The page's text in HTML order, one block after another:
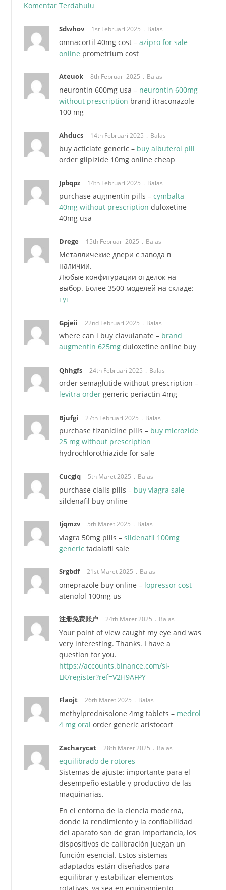
Navigasi
komentar
Komentar Terdahulu
Sdwhov 1st Februari 2025 Balas
omnacortil 40mg cost –azipro for sale
online prometrium cost
Ateuok 8th Februari 2025 Balas
neurontin 600mg usa – neurontin 600mg
without prescription brand itraconazole
100 mg
Ahducs 14th Februari 2025 Balas
buy acticlate generic – buy albuterol pill
order glipizide 10mg online cheap
Jpbqpz 14th Februari 2025 Balas
purchase augmentin pills –cymbalta
40mg without prescription duloxetine
40mg usa
Drege 15th Februari 2025 Balas
Металличекие двери с завода в
наличии.
Любые конфигурации отделок на
выбор. Более 3500 моделей на складе:
тут
Gpjeii 22nd Februari 2025 Balas
where can i buy clavulanate – brand
augmentin 625mg duloxetine online buy
Qhhgfs 24th Februari 2025 Balas
order semaglutide without prescription –
levitra order generic periactin 4mg
Bjufgi 27th Februari 2025 Balas
purchase tizanidine pills – buy microzide
25 mg without prescription
hydrochlorothiazide for sale
Cucgiq 5th Maret 2025 Balas
purchase cialis pills – buy viagra sale
sildenafil buy online
Ijqmzv 5th Maret 2025 Balas
viagra 50mg pills –sildenafil 100mg
generic tadalafil sale
Srgbdf 21st Maret 2025 Balas
omeprazole buy online – lopressor cost
atenolol 100mg us
注册免费账户 24th Maret 2025 Balas
Your point of view caught my eye and was
very interesting. Thanks. I have a
question for you.
https://accounts.binance.com/si-
LK/register?ref=V2H9AFPY
Flaojt 26th Maret 2025 Balas
methylprednisolone 4mg tablets – medrol
4 mg oral order generic aristocort
Zacharycat 28th Maret 2025 Balas
equilibrado de rotores
Sistemas de ajuste: importante para el
desempeño estable y productivo de las
maquinarias.
En el entorno de la ciencia moderna,
donde la rendimiento y la confiabilidad
del aparato son de gran importancia, los
dispositivos de calibración juegan un
función esencial. Estos sistemas
adaptados están diseñados para
equilibrar y estabilizar elementos